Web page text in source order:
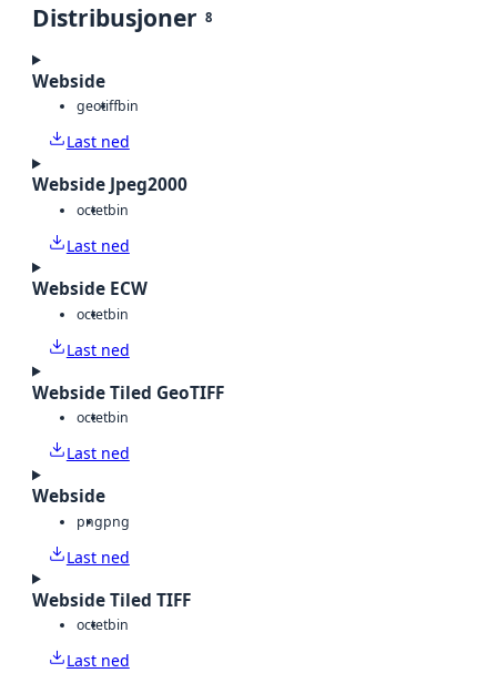
Distribusjoner 8
Webside
geotiffbin
Last ned
Webside Jpeg2000
octetbin
Last ned
Webside ECW
octetbin
Last ned
Webside Tiled GeoTIFF
octetbin
Last ned
Webside
pngpng
Last ned
Webside Tiled TIFF
octetbin
Last ned